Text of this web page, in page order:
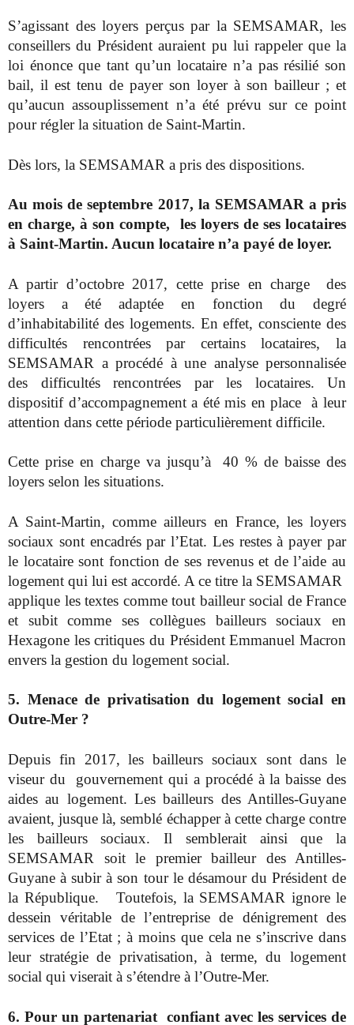
S’agissant des loyers perçus par la SEMSAMAR, les
conseillers du Président auraient pu lui rappeler que la
loi énonce que tant qu’un locataire n’a pas résilié son
bail, il est tenu de payer son loyer à son bailleur ; et
qu’aucun assouplissement n’a été prévu sur ce point
pour régler la situation de Saint-Martin.
Dès lors, la SEMSAMAR a pris des dispositions.
Au mois de septembre 2017, la SEMSAMAR a pris
en charge, à son compte, les loyers de ses locataires
à Saint-Martin. Aucun locataire n’a payé de loyer.
A partir d’octobre 2017, cette prise en charge
des
loyers a été adaptée en fonction du degré
d’inhabitabilité des logements. En effet, consciente des
difficultés rencontrées par certains locataires, la
SEMSAMAR a procédé à une analyse personnalisée
des difficultés rencontrées par les locataires. Un
dispositif d’accompagnement a été mis en place à leur
attention dans cette période particulièrement difficile.
Cette prise en charge va jusqu’à
40 % de baisse des
loyers selon les situations.
A Saint-Martin, comme ailleurs en France, les loyers
sociaux sont encadrés par l’Etat. Les restes à payer par
le locataire sont fonction de ses revenus et de l’aide au
logement qui lui est accordé. A ce titre la SEMSAMAR
applique les textes comme tout bailleur social de France
et subit comme ses collègues bailleurs sociaux en
Hexagone les critiques du Président Emmanuel Macron
envers la gestion du logement social.
5. Menace de privatisation du logement social en
Outre-Mer ?
Depuis fin 2017, les bailleurs sociaux sont dans le
viseur du
gouvernement qui a procédé à la baisse des
aides au logement. Les bailleurs des Antilles-Guyane
avaient, jusque là, semblé échapper à cette charge contre
les bailleurs sociaux. Il semblerait ainsi que la
SEMSAMAR soit le premier bailleur des Antilles-
Guyane à subir à son tour le désamour du Président de
la République.
Toutefois, la SEMSAMAR ignore le
dessein véritable de l’entreprise de dénigrement des
services de l’Etat ; à moins que cela ne s’inscrive dans
leur stratégie de privatisation, à terme, du logement
social qui viserait à s’étendre à l’Outre-Mer.
6. Pour un partenariat confiant avec les services de